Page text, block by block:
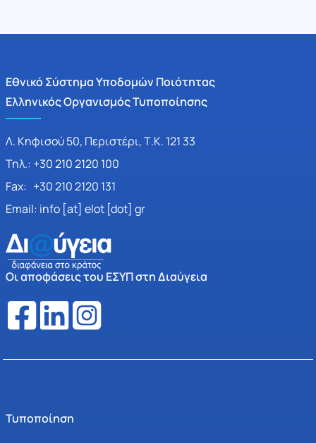
Εθνικό Σύστημα Υποδομών Ποιότητας
Ελληνικός Οργανισμός Τυποποίησης
Λ. Κηφισού 50, Περιστέρι, Τ.Κ. 121 33
Τηλ.: +30 210 2120 100
Fax: +30 210 2120 131
Email: info [at] elot [dot] gr
Οι αποφάσεις του ΕΣΥΠ στη Διαύγεια
Τυποποίηση